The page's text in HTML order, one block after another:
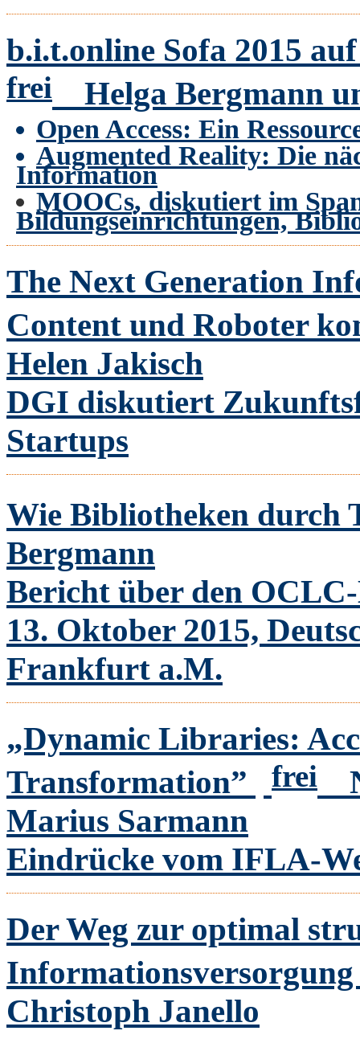
b.i.t.online Sofa 2015
frei Helga Bergmann
Open Access: Ein
Augmented Reality: Die
Information
MOOCs, diskutiert im
Bildungseinrichtungen,
The Next Generation
Content und Roboter
Helen Jakisch
DGI diskutiert
Startups
Wie Bibliotheken durch
Bergmann
Bericht über den
13. Oktober 2015,
Frankfurt a.M.
„Dynamic Libraries:
Transformation”
frei
Marius Sarmann
Eindrücke vom IFLA-
Der Weg zur optimal
Christoph Janello